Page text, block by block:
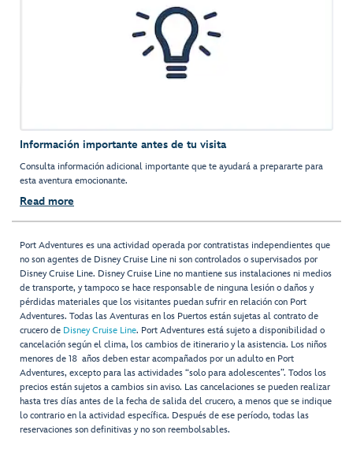
Información importante antes de tu visita
Consulta información adicional importante que te ayudará a prepararte para
esta aventura emocionante.
Read more
Port Adventures es una actividad operada por contratistas independientes que
no son agentes de Disney Cruise Line ni son controlados o supervisados por
Disney Cruise Line. Disney Cruise Line no mantiene sus instalaciones ni medios
de transporte, y tampoco se hace responsable de ninguna lesión o daños y
pérdidas materiales que los visitantes puedan sufrir en relación con Port
Adventures. Todas las Aventuras en los Puertos están sujetas al contrato de
crucero de Disney Cruise Line. Port Adventures está sujeto a disponibilidad o
cancelación según el clima, los cambios de itinerario y la asistencia. Los niños
menores de 18 años deben estar acompañados por un adulto en Port
Adventures, excepto para las actividades “solo para adolescentes”. Todos los
precios están sujetos a cambios sin aviso. Las cancelaciones se pueden realizar
hasta tres días antes de la fecha de salida del crucero, a menos que se indique
lo contrario en la actividad específica. Después de ese período, todas las
reservaciones son definitivas y no son reembolsables.